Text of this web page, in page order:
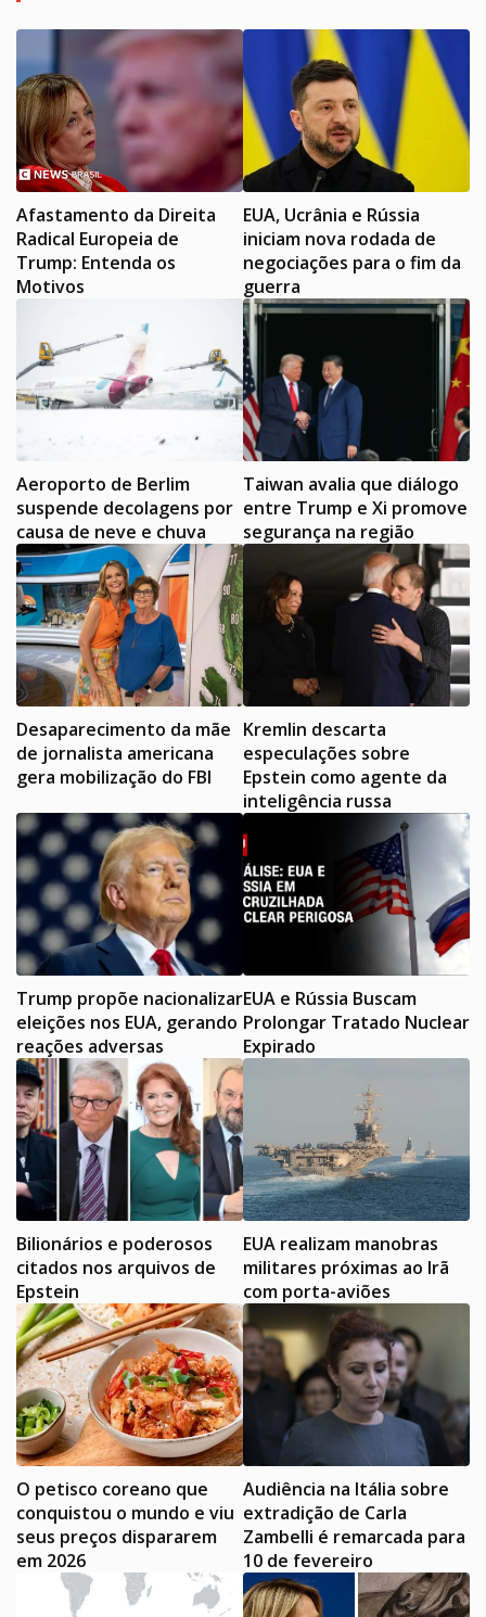
Afastamento da Direita
Radical Europeia de
Trump: Entenda os
Motivos
EUA, Ucrânia e Rússia
iniciam nova rodada de
negociações para o fim da
guerra
Aeroporto de Berlim
suspende decolagens por
causa de neve e chuva
Taiwan avalia que diálogo
entre Trump e Xi promove
segurança na região
Desaparecimento da mãe
de jornalista americana
gera mobilização do FBI
Kremlin descarta
especulações sobre
Epstein como agente da
inteligência russa
Trump propõe nacionalizar
eleições nos EUA, gerando
reações adversas
EUA e Rússia Buscam
Prolongar Tratado Nuclear
Expirado
Bilionários e poderosos
citados nos arquivos de
Epstein
EUA realizam manobras
militares próximas ao Irã
com porta-aviões
O petisco coreano que
conquistou o mundo e viu
seus preços dispararem
em 2026
Audiência na Itália sobre
extradição de Carla
Zambelli é remarcada para
10 de fevereiro